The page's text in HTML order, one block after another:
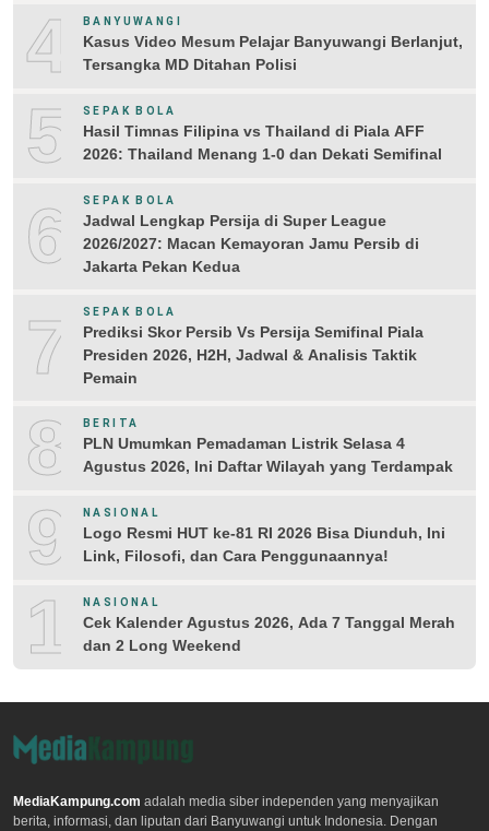
4 BANYUWANGI
Kasus Video Mesum Pelajar Banyuwangi Berlanjut,
Tersangka MD Ditahan Polisi
5 SEPAK BOLA
Hasil Timnas Filipina vs Thailand di Piala AFF
2026: Thailand Menang 1-0 dan Dekati Semifinal
6 SEPAK BOLA
Jadwal Lengkap Persija di Super League
2026/2027: Macan Kemayoran Jamu Persib di
Jakarta Pekan Kedua
7 SEPAK BOLA
Prediksi Skor Persib Vs Persija Semifinal Piala
Presiden 2026, H2H, Jadwal & Analisis Taktik
Pemain
8 BERITA
PLN Umumkan Pemadaman Listrik Selasa 4
Agustus 2026, Ini Daftar Wilayah yang Terdampak
9 NASIONAL
Logo Resmi HUT ke-81 RI 2026 Bisa Diunduh, Ini
Link, Filosofi, dan Cara Penggunaannya!
10NASIONAL
Cek Kalender Agustus 2026, Ada 7 Tanggal Merah
dan 2 Long Weekend
MediaKampung.com adalah media siber independen yang menyajikan
berita, informasi, dan liputan dari Banyuwangi untuk Indonesia. Dengan